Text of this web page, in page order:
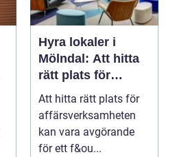
Hyra lokaler i
Mölndal: Att hitta
rätt plats för
affärsverksamhete
Att hitta rätt plats för
affärsverksamheten
kan vara avgörande
för ett f&ou...